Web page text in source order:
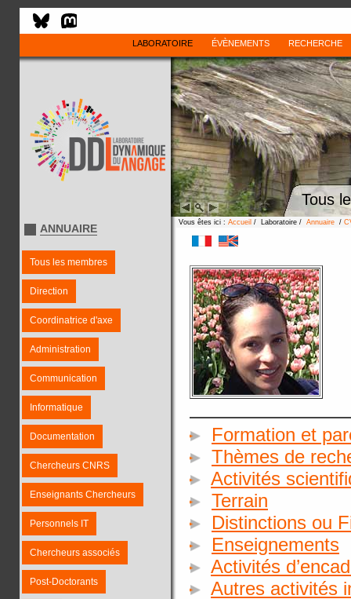
LABORATOIRE ÉVÈNEMENTS RECHERCHE
Tous
ANNUAIRE
Tous les membres
Direction
Coordinatrice d'axe
Administration
Communication
Informatique
Documentation
Chercheurs CNRS
Enseignants Chercheurs
Personnels IT
Chercheurs associés
Post-Doctorants
Vous êtes ici : Accueil / Laboratoire / Annuaire /
Formation et
Thèmes de
Activités
Terrain
Distinctions ou
Enseignements
Activités
Autres activités